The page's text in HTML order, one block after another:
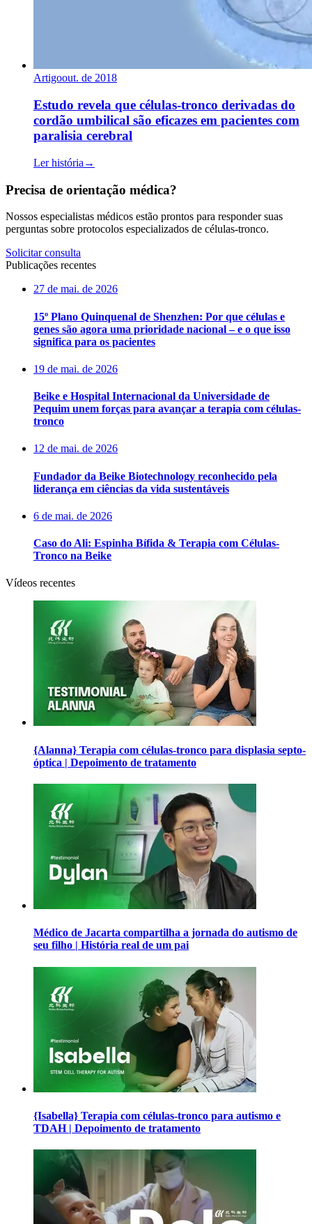
Artigoout. de 2018
Estudo revela que células-tronco derivadas do
cordão umbilical são eficazes em pacientes com
paralisia cerebral
Ler história →
Precisa de orientação médica?
Nossos especialistas médicos estão prontos para responder suas
perguntas sobre protocolos especializados de células-tronco.
Solicitar consulta
Publicações recentes
27 de mai. de 2026
15º Plano Quinquenal de Shenzhen: Por que células e
genes são agora uma prioridade nacional – e o que isso
significa para os pacientes
19 de mai. de 2026
Beike e Hospital Internacional da Universidade de
Pequim unem forças para avançar a terapia com células-
tronco
12 de mai. de 2026
Fundador da Beike Biotechnology reconhecido pela
liderança em ciências da vida sustentáveis
6 de mai. de 2026
Caso do Ali: Espinha Bífida & Terapia com Células-
Tronco na Beike
Vídeos recentes
{Alanna} Terapia com células-tronco para displasia septo-
óptica | Depoimento de tratamento
Médico de Jacarta compartilha a jornada do autismo de
seu filho | História real de um pai
{Isabella} Terapia com células-tronco para autismo e
TDAH | Depoimento de tratamento